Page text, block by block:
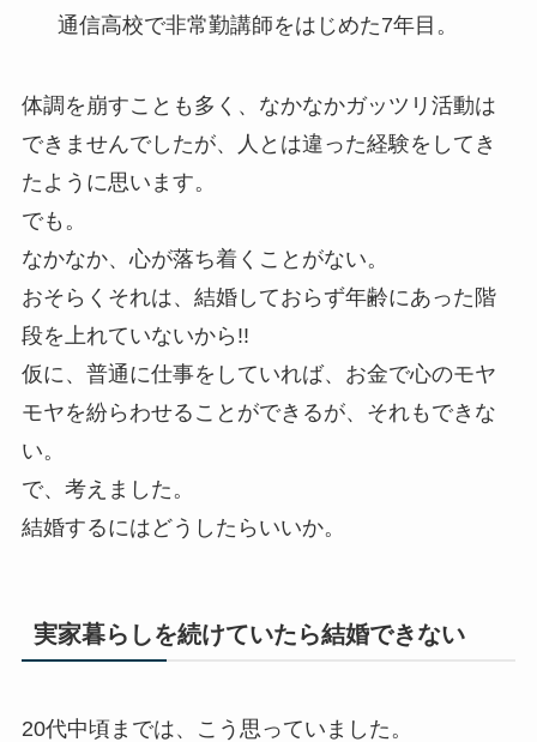
通信高校で非常勤講師をはじめた7年目。
体調を崩すことも多く、なかなかガッツリ活動は
できませんでしたが、人とは違った経験をしてき
たように思います。
でも。
なかなか、心が落ち着くことがない。
おそらくそれは、結婚しておらず年齢にあった階
段を上れていないから!!
仮に、普通に仕事をしていれば、お金で心のモヤ
モヤを紛らわせることができるが、それもできな
い。
で、考えました。
結婚するにはどうしたらいいか。
実家暮らしを続けていたら結婚できない
20代中頃までは、こう思っていました。